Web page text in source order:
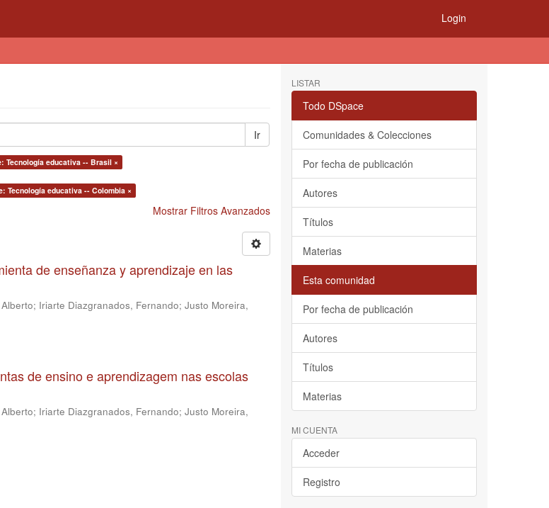
Login
Ir
Tecnología educativa -- Brasil ×
Tecnología educativa -- Colombia ×
Mostrar Filtros Avanzados
de enseñanza y aprendizaje en las
; Iriarte Diazgranados, Fernando; Justo Moreira,
de ensino e aprendizagem nas escolas
; Iriarte Diazgranados, Fernando; Justo Moreira,
LISTAR
Todo DSpace
Comunidades & Colecciones
Por fecha de publicación
Autores
Títulos
Materias
Esta comunidad
Por fecha de publicación
Autores
Títulos
Materias
MI CUENTA
Acceder
Registro